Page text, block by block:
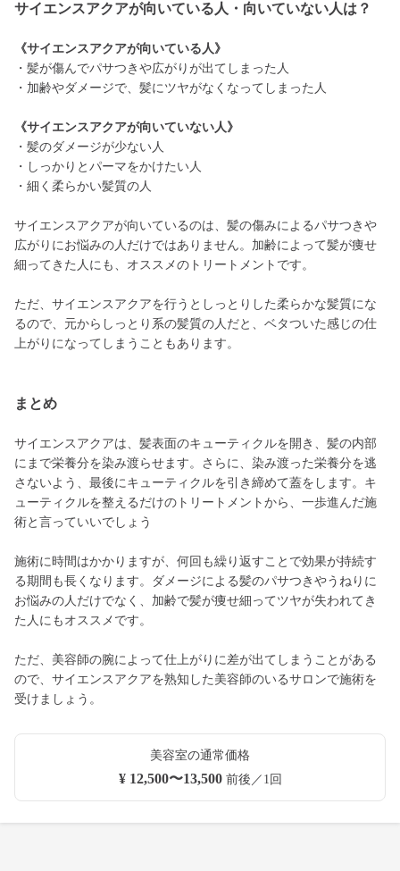
サイエンスアクアが向いている人・向いていない人は？
《サイエンスアクアが向いている人》
・髪が傷んでパサつきや広がりが出てしまった人
・加齢やダメージで、髪にツヤがなくなってしまった人
《サイエンスアクアが向いていない人》
・髪のダメージが少ない人
・しっかりとパーマをかけたい人
・細く柔らかい髪質の人
サイエンスアクアが向いているのは、髪の傷みによるパサつきや
広がりにお悩みの人だけではありません。加齢によって髪が痩せ
細ってきた人にも、オススメのトリートメントです。
ただ、サイエンスアクアを行うとしっとりした柔らかな髪質にな
るので、元からしっとり系の髪質の人だと、ベタついた感じの仕
上がりになってしまうこともあります。
まとめ
サイエンスアクアは、髪表面のキューティクルを開き、髪の内部
にまで栄養分を染み渡らせます。さらに、染み渡った栄養分を逃
さないよう、最後にキューティクルを引き締めて蓋をします。キ
ューティクルを整えるだけのトリートメントから、一歩進んだ施
術と言っていいでしょう
施術に時間はかかりますが、何回も繰り返すことで効果が持続す
る期間も長くなります。ダメージによる髪のパサつきやうねりに
お悩みの人だけでなく、加齢で髪が痩せ細ってツヤが失われてき
た人にもオススメです。
ただ、美容師の腕によって仕上がりに差が出てしまうことがある
ので、サイエンスアクアを熟知した美容師のいるサロンで施術を
受けましょう。
美容室の通常価格
¥ 12,500〜13,500前後／1回